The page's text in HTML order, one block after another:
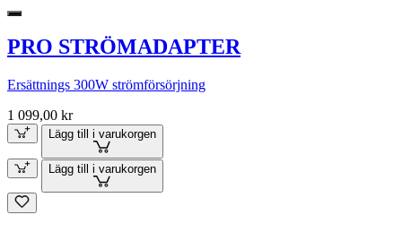
PRO STRÖMADAPTER
Ersättnings 300W strömförsörjning
1 099,00 kr
Lägg till i varukorgen
Lägg till i varukorgen